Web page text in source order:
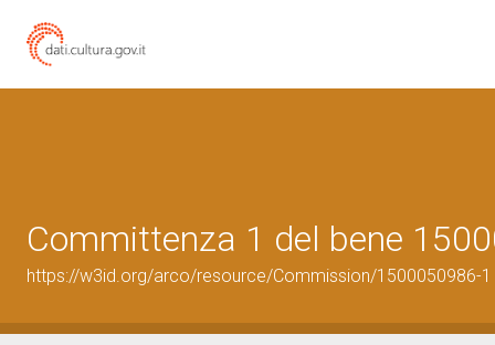
Committenza 1 del bene
https://w3id.org/arco/resource/Commission/1500050986-1